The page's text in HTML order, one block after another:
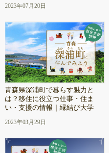
2023年07月20日
青森県深浦町で暮らす魅力と
は？移住に役立つ仕事・住ま
い・支援の情報｜縁結び大学
2023年03月29日